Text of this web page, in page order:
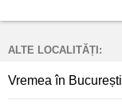
ALTE LOCALITĂȚI:
Vremea în București